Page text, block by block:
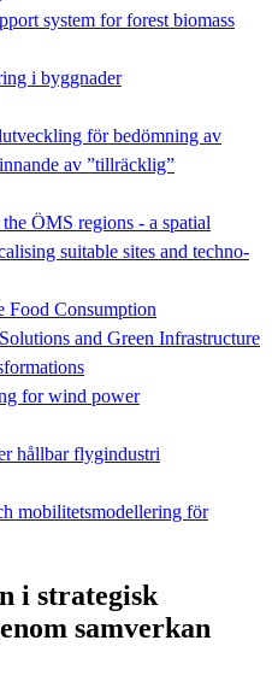
system for forest biomass
i byggnader
för bedömning av
av ”tillräcklig”
ÖMS regions - a spatial
suitable sites and techno-
Food Consumption
and Green Infrastructure
for wind power
hållbar flygindustri
mobilitetsmodellering för
i strategisk
samverkan